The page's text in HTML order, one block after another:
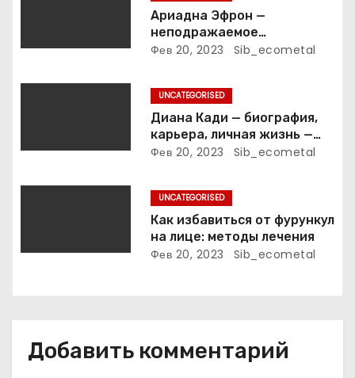
п
и
я
Ариадна Эфрон —
неподражаемое
вокзальное
оценочно-аналитическое
общепостижимое явление
известной русской
поэтессы
Фев 20, 2023 Sib_ecometal
UNCATEGORISED
Диана Кади — биография,
карьера, личная жизнь —
актуальная информация
Фев 20, 2023 Sib_ecometal
UNCATEGORISED
Как избавиться от фурункул
на лице: методы лечения
Фев 20, 2023 Sib_ecometal
Добавить комментарий